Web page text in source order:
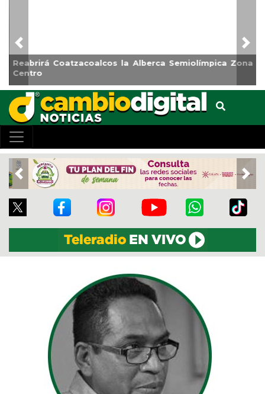
Reabrirá Coatzacoalcos la Alberca Semiolímpica Zona
Centro
Previous
Previous